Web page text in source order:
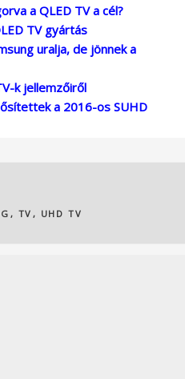
a QLED TV a cél?
TV gyártás
uralja, de jönnek a
k jellemzőiről
a 2016-os SUHD
, TV , UHD TV